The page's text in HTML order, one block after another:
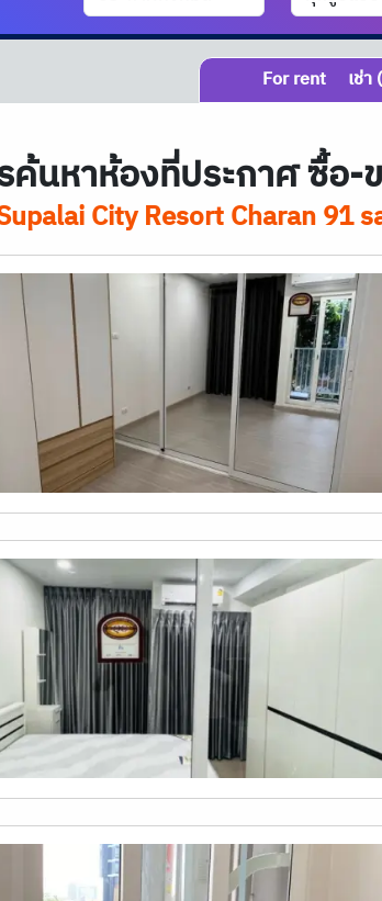
For rent เช่า
ค้นหาห้องที่ประกาศ ซื้อ-
City Resort Charan 91